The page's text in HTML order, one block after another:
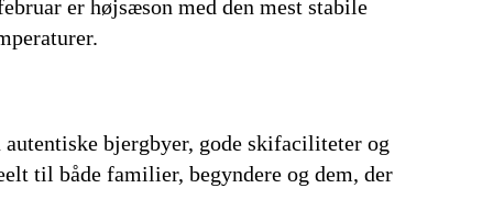
er højsæson med den mest stabile
bjergbyer, gode skifaciliteter og
til både familier, begyndere og dem, der